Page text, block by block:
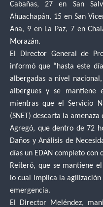
Cabañas, 27 en San
Ahuachapán, 15 en San
Ana, 9 en La Paz, 7 en
Morazán.
El Director General de
informó que “hasta este
albergadas a nivel
albergues y se mantiene
mientras que el Servicio
(SNET) descarta la
Agregó, que dentro de 72
Daños y Análisis de
días un EDAN completo con
Reiteró, que se mantiene
lo cual implica la
emergencia.
El Director Meléndez,